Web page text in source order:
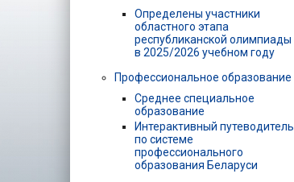
Определены участники
областного этапа
республиканской олимпиады
в 2025/2026 учебном году
Профессиональное образование
Среднее специальное
образование
Интерактивный путеводитель
по системе
профессионального
образования Беларуси